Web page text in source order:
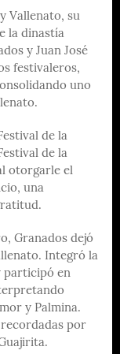
Vallenato, su
la dinastía
y Juan José
festivaleros,
uno
de la
de la
otorgarle el
una
Granados dejó
Integró la
participó en
y Palmina.
por